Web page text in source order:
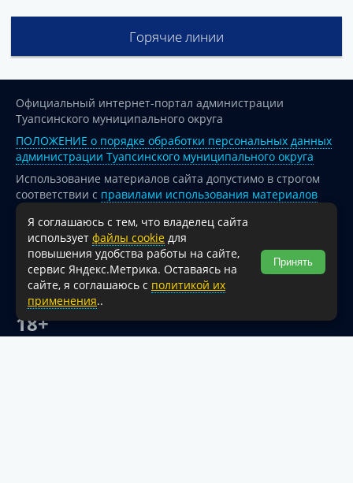
Горячие линии
Официальный интернет-портал администрации
Туапсинского муниципального округа
ПОЛОЖЕНИЕ о порядке обработки персональных данных
администрации Туапсинского муниципального округа
Использование материалов сайта допустимо в строгом
соответствии с правилами использования материалов
опубликованных на сайте
При перепечатке и использовании информации ссылка
на источник обязательна.
Для сайтов и страниц сети Интернет обязательна
активная гиперссылка на официальный интернет-портал
администрации Туапсинского муниципального округа.
18+
Я соглашаюсь с тем, что владелец сайта
использует файлы cookie для
повышения удобства работы на сайте,
сервис Яндекс.Метрика. Оставаясь на
сайте, я соглашаюсь с политикой их
применения..
Принять